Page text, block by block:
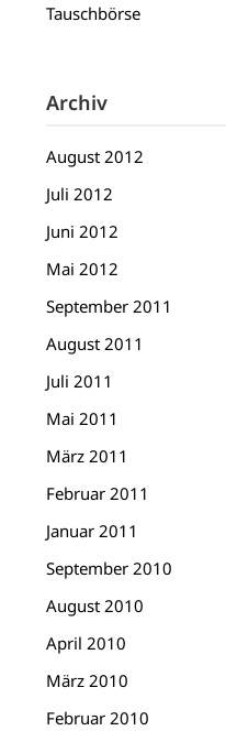
Tauschbörse
Archiv
August 2012
Juli 2012
Juni 2012
Mai 2012
September 2011
August 2011
Juli 2011
Mai 2011
März 2011
Februar 2011
Januar 2011
September 2010
August 2010
April 2010
März 2010
Februar 2010